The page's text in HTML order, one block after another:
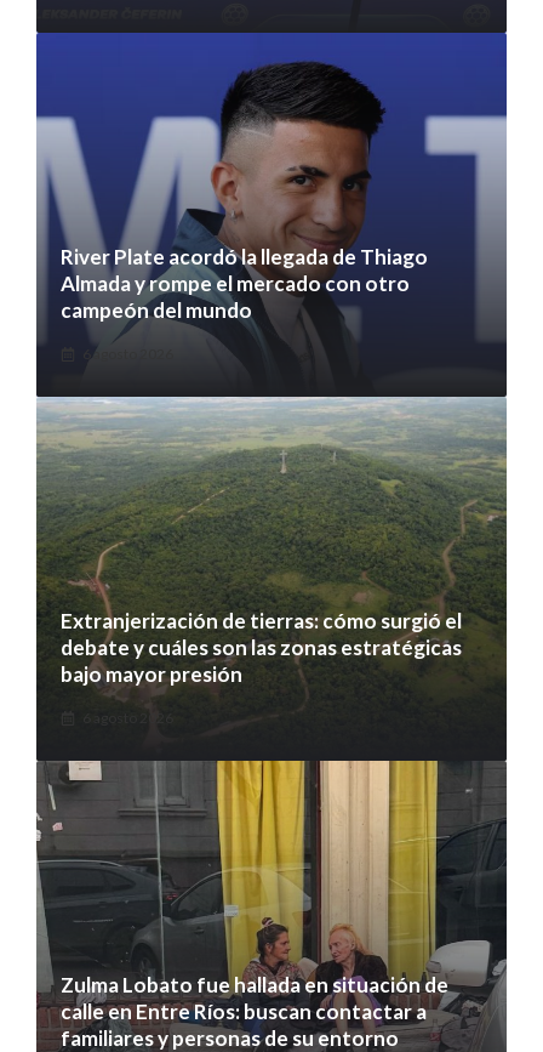
River Plate acordó la llegada de Thiago
Almada y rompe el mercado con otro
campeón del mundo
6 agosto 2026
Extranjerización de tierras: cómo surgió el
debate y cuáles son las zonas estratégicas
bajo mayor presión
Zulma Lobato fue hallada en situación de
calle en Entre Ríos: buscan contactar a
familiares y personas de su entorno